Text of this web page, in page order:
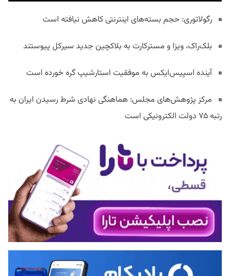
رگولاتوری: حجم بسته‌های اینترنتی کاهش نیافته است
بلک‌راک، ویزا و مسترکارت به بلاکچین جدید سیرکل پیوستند
آینده اسپیس‌ایکس به موفقیت استارشیپ گره خورده است
مرکز پژوهش‌های مجلس: هماهنگی نهادی شرط رسیدن ایران به
رتبه ۷۵ دولت الکترونیکی است